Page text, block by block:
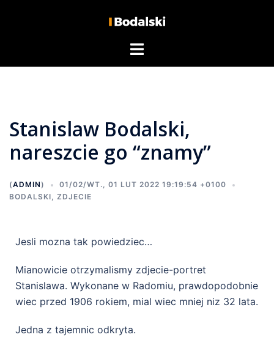
Stanislaw Bodalski,
nareszcie go “znamy”
(ADMIN)
01/02/WT., 01 LUT 2022 19:19:54 +0100
BODALSKI, ZDJECIE
Jesli mozna tak powiedziec…
Mianowicie otrzymalismy zdjecie-portret
Stanislawa. Wykonane w Radomiu, prawdopodobnie
wiec przed 1906 rokiem, mial wiec mniej niz 32 lata.
Jedna z tajemnic odkryta.